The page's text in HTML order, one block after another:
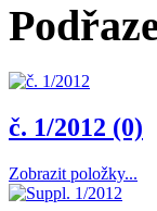
č. 1/2012 (0)
Zobrazit položky...